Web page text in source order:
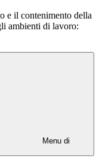
e il contenimento della
ambienti di lavoro:
Menu di